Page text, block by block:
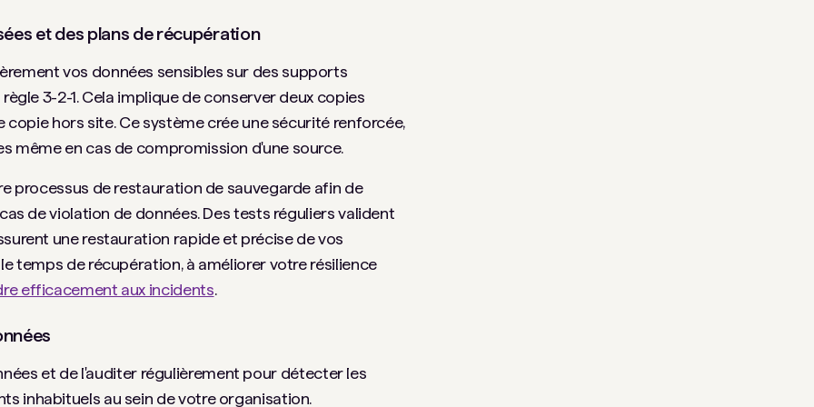
et des plans de récupération
vos données sensibles sur des supports
3-2-1. Cela implique de conserver deux copies
hors site. Ce système crée une sécurité renforcée,
même en cas de compromission d'une source.
processus de restauration de sauvegarde afin de
de violation de données. Des tests réguliers valident
une restauration rapide et précise de vos
temps de récupération, à améliorer votre résilience
efficacement aux incidents.
et de l'auditer régulièrement pour détecter les
inhabituels au sein de votre organisation.